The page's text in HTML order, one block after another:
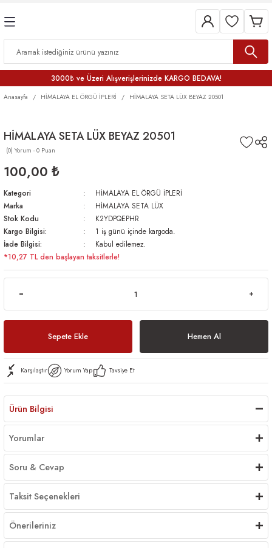
3000₺ ve Üzeri Alışverişlerinizde KARGO BEDAVA!
Anasayfa HİMALAYA EL ÖRGÜ İPLERİ HİMALAYA SETA LÜX BEYAZ 20501
HİMALAYA SETA LÜX BEYAZ 20501
(0) Yorum - 0 Puan
100,00 ₺
Kategori
HİMALAYA EL ÖRGÜ İPLERİ
Marka
HİMALAYA SETA LÜX
Stok Kodu
K2YDPQEPHR
Kargo Bilgisi:
1 iş günü içinde kargoda.
İade Bilgisi:
Kabul edilemez.
*10,27 TL den başlayan taksitlerle!
Sepete Ekle Hemen Al
Karşılaştır Yorum Yap Tavsiye Et
Ürün Bilgisi
Yorumlar
Soru & Cevap
Taksit Seçenekleri
Önerileriniz